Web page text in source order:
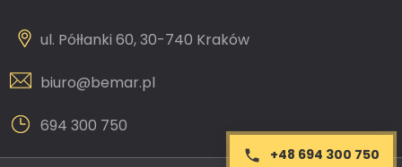
ul. Półłanki 60, 30-740 Kraków
biuro@bemar.pl
694 300 750
+48 694 300 750